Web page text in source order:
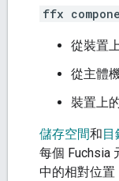
ffx
從裝置
從主體
裝置上
儲存空間和目
每個 Fuchsia
中的相對位置